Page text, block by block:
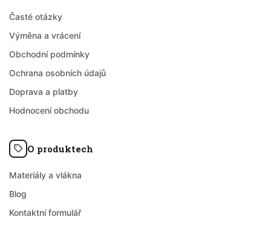
Časté otázky
Výměna a vrácení
Obchodní podmínky
Ochrana osobních údajů
Doprava a platby
Hodnocení obchodu
O produktech
Materiály a vlákna
Blog
Kontaktní formulář